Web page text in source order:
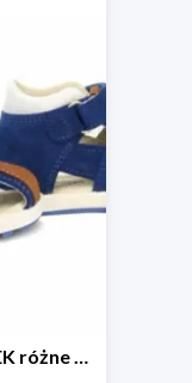
Mini First Steps BARTEK różne kolory